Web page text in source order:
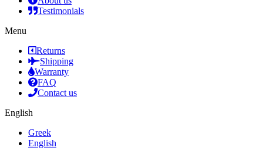
Testimonials
Menu
Returns
Shipping
Warranty
FAQ
Contact us
English
Greek
English